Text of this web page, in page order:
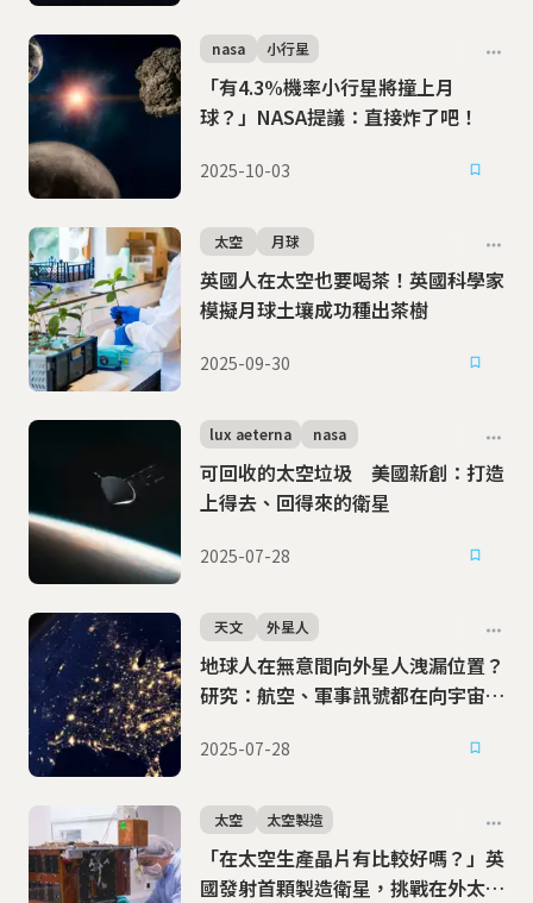
「有4.3%機率小行星將撞上月
球？」NASA提議：直接炸了吧！
nasa 小行星
2025-10-03
英國人在太空也要喝茶！英國科學家
模擬月球土壤成功種出茶樹
太空 月球
2025-09-30
可回收的太空垃圾 美國新創：打造
上得去、回得來的衛星
lux aeterna nasa
2025-07-28
地球人在無意間向外星人洩漏位置？
研究：航空、軍事訊號都在向宇宙廣
天文 外星人
2025-07-28
「在太空生產晶片有比較好嗎？」英
國發射首顆製造衛星，挑戰在外太空
太空 太空製造